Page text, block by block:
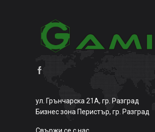
ул. Грънчарска 21А, гр. Разград
Бизнес зона Перистър, гр. Разград